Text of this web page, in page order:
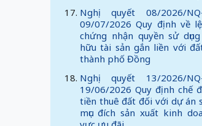
Nghị quyết 08/2026/
09/07/2026 Quy định về
chứng nhận quyền sử
hữu tài sản gắn liền với
thành phố Đồng
Nghị quyết 13/2026/
19/06/2026 Quy định chế
tiền thuê đất đối với dự án
mục đích sản xuất kinh